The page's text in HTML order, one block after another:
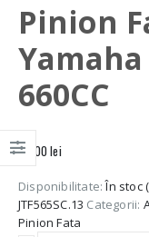
Pinion
660CC
49,00lei
Disponibilitate:În stoc
JTF565SC.13 Categorii:
Pinion Fata